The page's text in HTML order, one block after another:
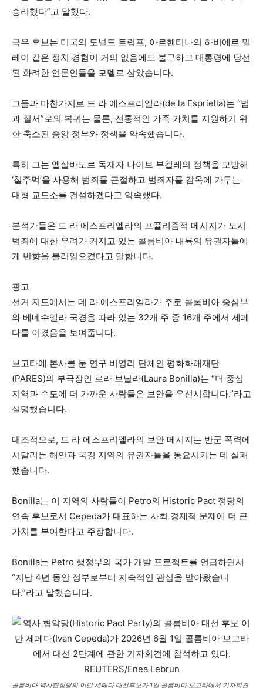
승리했다”고 말했다.
극우 후보는 미국의 도널드 트럼프, 아르헨티나의 하비에르 밀
레이 같은 정치 경험이 거의 없음에도 불구하고 대통령에 당선
된 화려한 언론인들을 모델로 삼았습니다.
그들과 마찬가지로 드 라 에스프리엘라(de la Espriella)는 “법
과 질서”로의 복귀는 물론, 전통적인 가족 가치를 지원하기 위
한 축소된 중앙 정부와 정책을 약속했습니다.
특히 그는 엘살바도르 독재자 나이브 부켈레의 정책을 모방해
‘철주먹’을 사용해 범죄를 근절하고 범죄자를 감옥에 가두는
대형 교도소를 건설하겠다고 약속했다.
분석가들은 드 라 에스프리엘라의 포퓰리즘적 메시지가 도시
범죄에 대한 우려가 커지고 있는 콜롬비아 내륙의 유권자들에
게 반향을 불러일으켰다고 말합니다.
광고
선거 지도에서는 ​​데 라 에스프리엘라가 주로 콜롬비아 중심부
와 베네수엘라 국경을 따라 있는 32개 주 중 16개 주에서 세페
다를 이겼음을 보여줍니다.
보고타에 본사를 둔 연구 비영리 단체인 평화화해재단
(PARES)의 부국장인 로라 보닐라(Laura Bonilla)는 “더 중심
지역과 수도에 더 가까운 사람들은 보안을 우선시합니다.”라고
설명했습니다.
대조적으로, 드 라 에스프리엘라의 보안 메시지는 반군 폭력에
시달리는 해안과 국경 지역의 유권자들을 동요시키는 데 실패
했습니다.
Bonilla는 이 지역의 사람들이 Petro의 Historic Pact 정당의
연속 후보로서 Cepeda가 대표하는 사회 경제적 문제에 더 큰
가치를 부여한다고 주장합니다.
Bonilla는 Petro 행정부의 국가 개발 프로젝트를 언급하면서
“지난 4년 동안 정부로부터 지속적인 관심을 받아왔습니
다.”라고 말했습니다.
콜롬비아 역사협정당의 이반 세페다 대선후보가 1일 콜롬비아 보고타에서 기자회견